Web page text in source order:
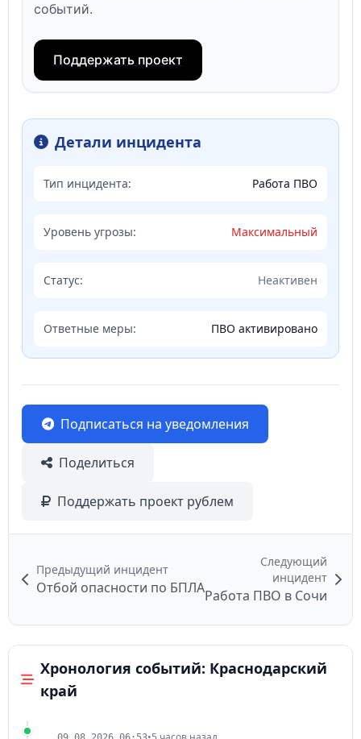
событий.
Поддержать проект
Детали инцидента
Тип инцидента: Работа ПВО
Уровень угрозы: Максимальный
Статус: Неактивен
Ответные меры: ПВО активировано
Подписаться на уведомления
Поделиться
Поддержать проект рублем
Предыдущий инцидент
Отбой опасности по БПЛА
Следующий
инцидент
Работа ПВО в Сочи
Хронология событий: Краснодарский
край